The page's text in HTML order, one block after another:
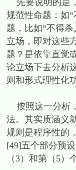
先要说明的是
规范性命题：如
题，比如“不得
立场，即对这些
题？是依靠直觉
论立场下去分析
则和形式理性化
按照这一分析
法。其实质涵义
规则是程序性的
[49]五个部分预
（3）和第（5